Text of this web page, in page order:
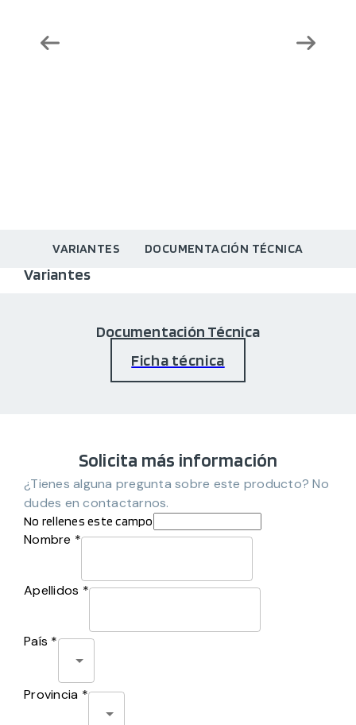
VARIANTES DOCUMENTACIÓN TÉCNICA
Variantes
Documentación Técnica
Ficha técnica
Solicita más información
¿Tienes alguna pregunta sobre este producto? No
dudes en contactarnos.
No rellenes este campo
Nombre *
Apellidos *
País *
Provincia *